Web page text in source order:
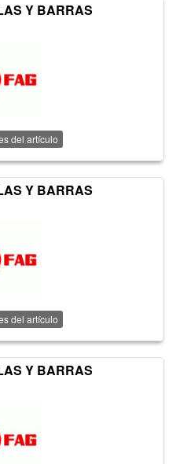
Y BARRAS
del artículo
Y BARRAS
del artículo
Y BARRAS